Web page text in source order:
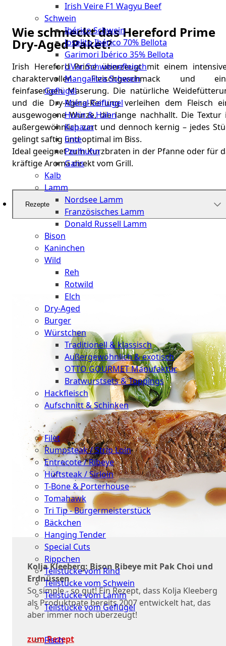
Irish Veire F1 Wagyu Beef
Schwein
Ibérico Schwein
Joselito Ibérico 70% Bellota
Garimori Ibérico 35% Bellota
LiVar Schweinefleisch
Mangalitza Schwein
Geflügel
Miéral Geflügel
Huhn & Hahn
Kapaun
Ente
Perlhuhn
Gans
Kalb
Lamm
Nordsee Lamm
Französisches Lamm
Donald Russell Lamm
Bison
Kaninchen
Wild
Reh
Rotwild
Elch
Dry-Aged
Burger
Würstchen
Traditionell & klassisch
Außergewöhnlich & exotisch
OTTO GOURMET Manufaktur
Bratwurstsets & Toppings
Hackfleisch
Aufschnitt & Schinken
Cuts
Filet
Rumpsteak / Strip Loin
Entrecote / Ribeye
Hüftsteak / Sirloin
T-Bone & Porterhouse
Tomahawk
Tri Tip - Bürgermeisterstück
Bäckchen
Hanging Tender
Special Cuts
Rippchen
Teilstücke vom Rind
Teilstücke vom Schwein
Teilstücke vom Lamm
Teilstücke vom Geflügel
Fisch
Wie schmeckt das Hereford Prime
Dry-Aged Paket?
Irish Hereford Prime überzeugt mit einem
charaktervollen Fleischgeschmack und
feinfaserigen Maserung. Die natürliche
und die Dry-Aging-Reifung verleihen dem Fleisch
ausgewogene Würze, die lange nachhallt. Die Textur
außergewöhnlich zart und dennoch kernig – jedes
gelingt saftig und optimal im Biss.
Ideal geeignet zum Kurzbraten in der Pfanne oder für
kräftige Aroma direkt vom Grill.
Rezepte
Kolja Kleeberg: Bison Ribeye mit Pak Choi und
Erdnüssen
So simple - so gut! Ein Rezept, dass Kolja Kleeberg
als Produktpate bereits 2007 entwickelt hat, das
aber immer noch überzeugt!
zum Rezept